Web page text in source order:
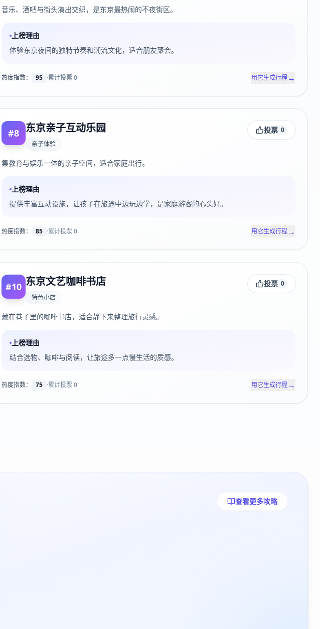
音乐、酒吧与街头演出交织，是东京最热闹的不夜街区。
上榜理由
体验东京夜间的独特节奏和潮流文化，适合朋友聚会。
热度指数： 95 ·累计投票0 用它生成行程→
#8 东京亲子互动乐园
亲子体验
投票 0
集教育与娱乐一体的亲子空间，适合家庭出行。
上榜理由
提供丰富互动设施，让孩子在旅途中边玩边学，是家庭游客的心头好。
热度指数： 85 ·累计投票0 用它生成行程→
#10 东京文艺咖啡书店
特色小店
投票 0
藏在巷子里的咖啡书店，适合静下来整理旅行灵感。
上榜理由
结合选物、咖啡与阅读，让旅途多一点慢生活的质感。
热度指数： 75 ·累计投票0 用它生成行程→
查看更多攻略